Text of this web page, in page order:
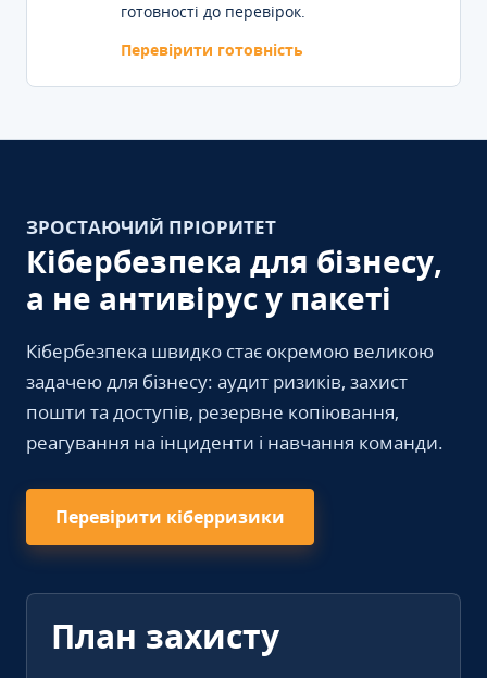
готовності до перевірок.
Перевірити готовність
ЗРОСТАЮЧИЙ ПРІОРИТЕТ
Кібербезпека для бізнесу,
а не антивірус у пакеті
Кібербезпека швидко стає окремою великою
задачею для бізнесу: аудит ризиків, захист
пошти та доступів, резервне копіювання,
реагування на інциденти і навчання команди.
Перевірити кіберризики
План захисту